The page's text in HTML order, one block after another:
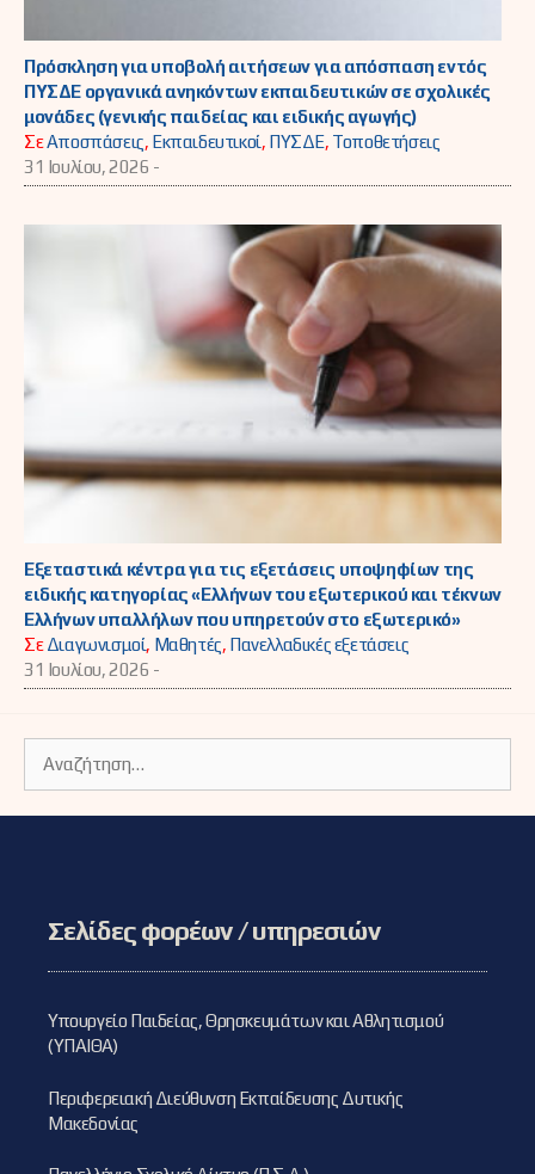
Πρόσκληση για υποβολή αιτήσεων για απόσπαση εντός
ΠΥΣΔΕ οργανικά ανηκόντων εκπαιδευτικών σε σχολικές
μονάδες (γενικής παιδείας και ειδικής αγωγής)
ΣεΑποσπάσεις, Εκπαιδευτικοί, ΠΥΣΔΕ, Τοποθετήσεις
31 Ιουλίου, 2026 -
Εξεταστικά κέντρα για τις εξετάσεις υποψηφίων της
ειδικής κατηγορίας «Ελλήνων του εξωτερικού και τέκνων
Ελλήνων υπαλλήλων που υπηρετούν στο εξωτερικό»
ΣεΔιαγωνισμοί, Μαθητές, Πανελλαδικές εξετάσεις
31 Ιουλίου, 2026 -
για:
Σελίδες φορέων / υπηρεσιών
Υπουργείο Παιδείας, Θρησκευμάτων και Αθλητισμού
(ΥΠΑΙΘΑ)
Περιφερειακή Διεύθυνση Εκπαίδευσης Δυτικής
Μακεδονίας